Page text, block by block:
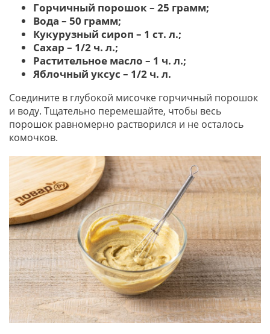
Горчичный порошок – 25 грамм;
Вода – 50 грамм;
Кукурузный сироп – 1 ст. л.;
Сахар – 1/2 ч. л.;
Растительное масло – 1 ч. л.;
Яблочный уксус – 1/2 ч. л.
Соедините в глубокой мисочке горчичный порошок
и воду. Тщательно перемешайте, чтобы весь
порошок равномерно растворился и не осталось
комочков.